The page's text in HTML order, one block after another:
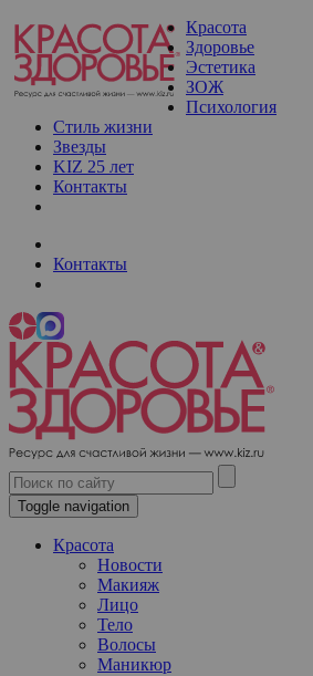
Красота
Здоровье
Эстетика
ЗОЖ
Психология
Стиль жизни
Звезды
KIZ 25 лет
Контакты
Контакты
Toggle navigation
Красота
Новости
Макияж
Лицо
Тело
Волосы
Маникюр